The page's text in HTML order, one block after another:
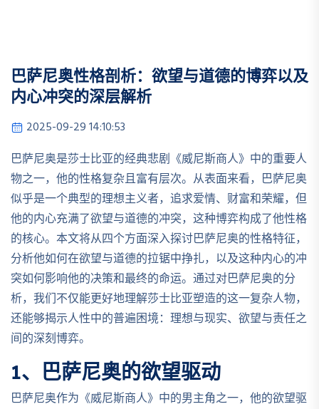
巴萨尼奥性格剖析：欲望与道德的博弈以及
内心冲突的深层解析
2025-09-29 14:10:53
巴萨尼奥是莎士比亚的经典悲剧《威尼斯商人》中的重要人
物之一，他的性格复杂且富有层次。从表面来看，巴萨尼奥
似乎是一个典型的理想主义者，追求爱情、财富和荣耀，但
他的内心充满了欲望与道德的冲突，这种博弈构成了他性格
的核心。本文将从四个方面深入探讨巴萨尼奥的性格特征，
分析他如何在欲望与道德的拉锯中挣扎，以及这种内心的冲
突如何影响他的决策和最终的命运。通过对巴萨尼奥的分
析，我们不仅能更好地理解莎士比亚塑造的这一复杂人物，
还能够揭示人性中的普遍困境：理想与现实、欲望与责任之
间的深刻博弈。
1、巴萨尼奥的欲望驱动
巴萨尼奥作为《威尼斯商人》中的男主角之一，他的欲望驱